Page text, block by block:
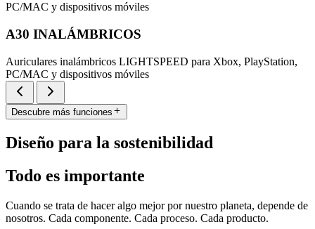
PC/MAC y dispositivos móviles
A30 INALÁMBRICOS
Auriculares inalámbricos LIGHTSPEED para Xbox, PlayStation,
PC/MAC y dispositivos móviles
Descubre más funciones
Diseño para la sostenibilidad
Todo es importante
Cuando se trata de hacer algo mejor por nuestro planeta, depende de
nosotros. Cada componente. Cada proceso. Cada producto.